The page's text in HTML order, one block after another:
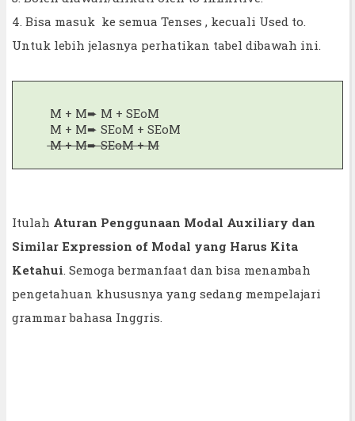
4. Bisa masuk ke semua Tenses , kecuali Used to.
Untuk lebih jelasnya perhatikan tabel dibawah ini.
M + M➨ M + SEoM
M + M➨SEoM + SEoM
M + M➨SEoM + M
Itulah Aturan Penggunaan Modal Auxiliary dan
Similar Expression of Modal yang Harus Kita
Ketahui. Semoga bermanfaat dan bisa menambah
pengetahuan khususnya yang sedang mempelajari
grammar bahasa Inggris.